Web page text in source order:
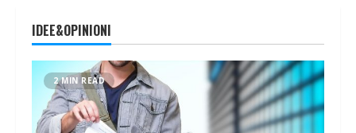
IDEE&OPINIONI
2 MIN READ